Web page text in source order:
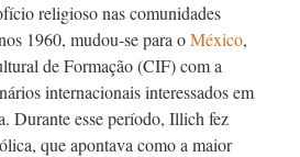
religioso nas comunidades
1960, mudou-se para oMéxico,
de Formação (CIF) com a
internacionais interessados em
Durante esse período, Illich fez
que apontava como a maior